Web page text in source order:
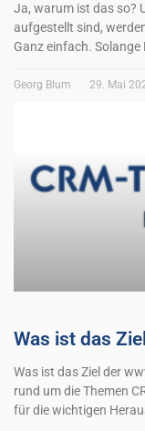
Ja, warum ist das so?
aufgestellt sind,
Ganz einfach.
Georg Blum 29. Mai
Was ist das
Was ist das Ziel der
rund um die Themen
für die wichtigen